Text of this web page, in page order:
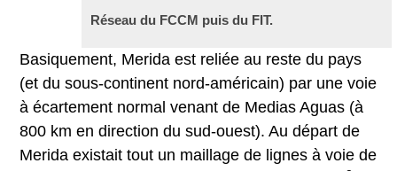
Réseau du FCCM puis du FIT.
Basiquement, Merida est reliée au reste du pays
(et du sous-continent nord-américain) par une voie
à écartement normal venant de Medias Aguas (à
800 km en direction du sud-ouest). Au départ de
Merida existait tout un maillage de lignes à voie de